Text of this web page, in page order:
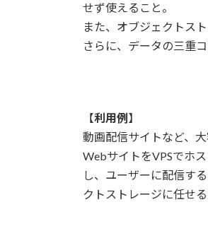
せず使えること。
また、オブジェクトス
さらに、データの三重
【利用例 】
動画配信サイトなど、
WebサイトをVPSでホ
し、ユーザーに配信す
クトストレージに任せる